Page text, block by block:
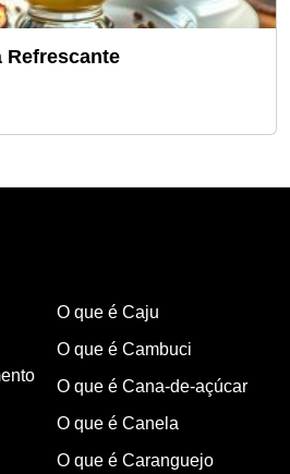
Refrescante
O que é Caju
O que é Cambuci
O que é Cana-de-açúcar
O que é Canela
O que é Caranguejo